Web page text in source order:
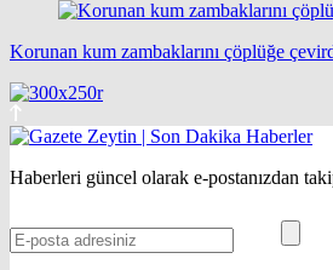
Korunan kum zambaklarını çöplüğe
Haberleri güncel olarak e-postanızdan